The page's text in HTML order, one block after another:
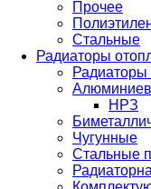
Прочее
Стальные
Радиаторы
Радиаторы
НРЗ
Чугунные
Стальные